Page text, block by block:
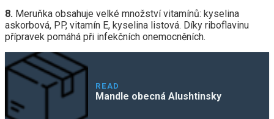
8. Meruňka obsahuje velké množství vitamínů: kyselina
askorbová, PP, vitamín E, kyselina listová. Díky riboflavinu
přípravek pomáhá při infekčních onemocněních.
READ
Mandle obecná Alushtinsky